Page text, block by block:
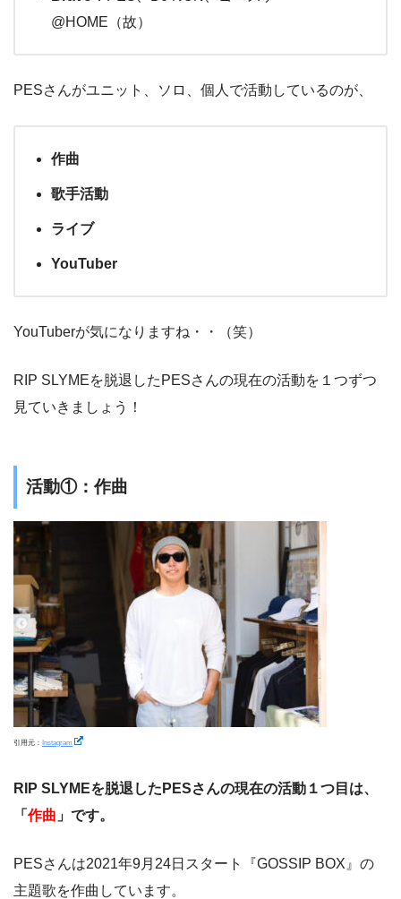
@HOME（故）
PESさんがユニット、ソロ、個人で活動しているのが、
作曲
歌手活動
ライブ
YouTuber
YouTuberが気になりますね・・（笑）
RIP SLYMEを脱退したPESさんの現在の活動を１つずつ
見ていきましょう！
活動①：作曲
引用元： Instagram
RIP SLYMEを脱退したPESさんの現在の活動１つ目は、
「 作曲 」です。
PESさんは2021年9月24日スタート『GOSSIP BOX』の
主題歌を作曲しています。